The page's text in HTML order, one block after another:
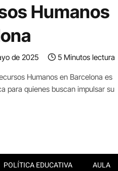
Humanos
de 2025 5 Minutos lectura
Humanos en Barcelona es
para quienes buscan impulsar su
POLÍTICA EDUCATIVA AULA